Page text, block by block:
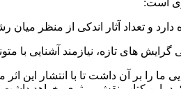
و تعداد آثار اندکی از منظر میان
های تازه، نیازمند آشنایی با
ما را بر آن داشت تا با انتشار